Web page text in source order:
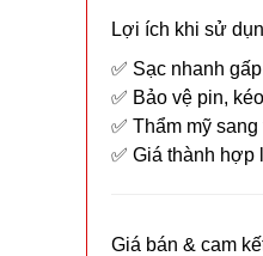
Lợi ích khi sử
✅ Sạc nhanh
✅ Bảo vệ pin,
✅ Thẩm mỹ
✅ Giá thành
Giá bán & cam